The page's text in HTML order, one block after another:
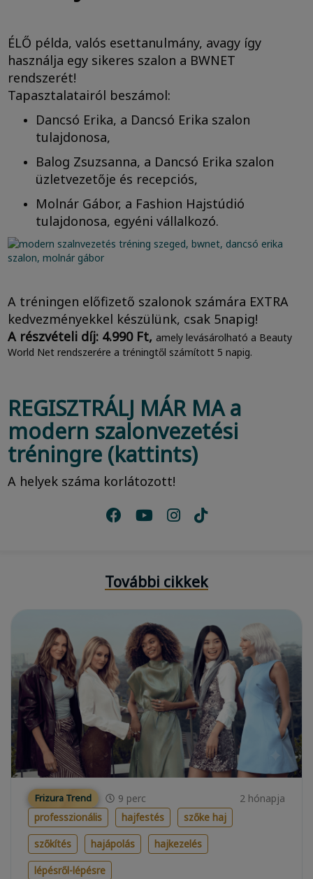
ÉLŐ példa, valós esettanulmány, avagy így
használja egy sikeres szalon a BWNET
rendszerét!
Tapasztalatairól beszámol:
Dancsó Erika, a Dancsó Erika szalon
tulajdonosa,
Balog Zsuzsanna, a Dancsó Erika szalon
üzletvezetője és recepciós,
Molnár Gábor, a Fashion Hajstúdió
tulajdonosa, egyéni vállalkozó.
A tréningen előfizető szalonok számára EXTRA
kedvezményekkel készülünk, csak 5napig!
A részvételi díj: 4.990 Ft, amely levásárolható a Beauty
World Net rendszerére a tréningtől számított 5 napig.
REGISZTRÁLJ MÁR MA a
modern szalonvezetési
tréningre (kattints)
A helyek száma korlátozott!
További cikkek
Frizura Trend 9 perc
2 hónapja
professzionális
hajfestés
szőke haj
szőkítés
hajápolás
hajkezelés
lépésről-lépésre